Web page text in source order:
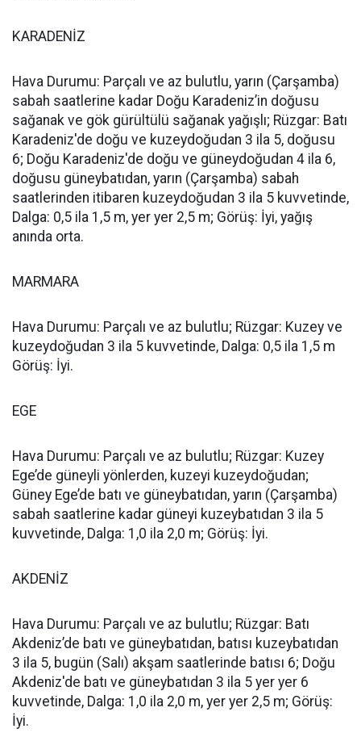
KARADENİZ
Hava Durumu: Parçalı ve az bulutlu, yarın (Çarşamba)
sabah saatlerine kadar Doğu Karadeniz’in doğusu
sağanak ve gök gürültülü sağanak yağışlı; Rüzgar: Batı
Karadeniz'de doğu ve kuzeydoğudan 3 ila 5, doğusu
6; Doğu Karadeniz'de doğu ve güneydoğudan 4 ila 6,
doğusu güneybatıdan, yarın (Çarşamba) sabah
saatlerinden itibaren kuzeydoğudan 3 ila 5 kuvvetinde,
Dalga: 0,5 ila 1,5 m, yer yer 2,5 m; Görüş: İyi, yağış
anında orta.
MARMARA
Hava Durumu: Parçalı ve az bulutlu; Rüzgar: Kuzey ve
kuzeydoğudan 3 ila 5 kuvvetinde, Dalga: 0,5 ila 1,5 m
Görüş: İyi.
EGE
Hava Durumu: Parçalı ve az bulutlu; Rüzgar: Kuzey
Ege’de güneyli yönlerden, kuzeyi kuzeydoğudan;
Güney Ege’de batı ve güneybatıdan, yarın (Çarşamba)
sabah saatlerine kadar güneyi kuzeybatıdan 3 ila 5
kuvvetinde, Dalga: 1,0 ila 2,0 m; Görüş: İyi.
AKDENİZ
Hava Durumu: Parçalı ve az bulutlu; Rüzgar: Batı
Akdeniz’de batı ve güneybatıdan, batısı kuzeybatıdan
3 ila 5, bugün (Salı) akşam saatlerinde batısı 6; Doğu
Akdeniz'de batı ve güneybatıdan 3 ila 5 yer yer 6
kuvvetinde, Dalga: 1,0 ila 2,0 m, yer yer 2,5 m; Görüş:
İyi.